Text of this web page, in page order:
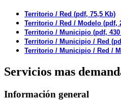
Territorio / Red (pdf, 75,5 Kb)
Territorio / Red / Modelo (pdf,
Territorio / Municipio (pdf, 430
Territorio / Municipio / Red
Territorio / Municipio / Red /
Servicios mas
Información general